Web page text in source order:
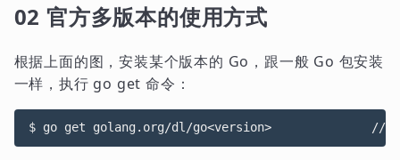
02 官方多版本的使用方式
根据上面的图，安装某个版本的 Go，跟一般 Go 包安装
一样，执行 go get 命令：